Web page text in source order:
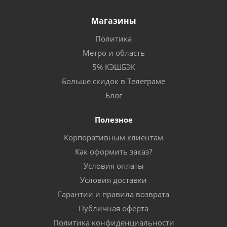
Магазины
Политика
Метро и область
5% КЭШБЭК
Больше скидок в Телеграме
Блог
Полезное
Корпоративным клиентам
Как оформить заказ?
Условия оплаты
Условия доставки
Гарантии и правила возврата
Публичная оферта
Политика конфиденциальности